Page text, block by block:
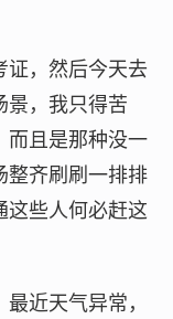
证，然后今天去
景，我只得苦
而且是那种没一
整齐刷刷一排排
这些人何必赶这
近天气异常，